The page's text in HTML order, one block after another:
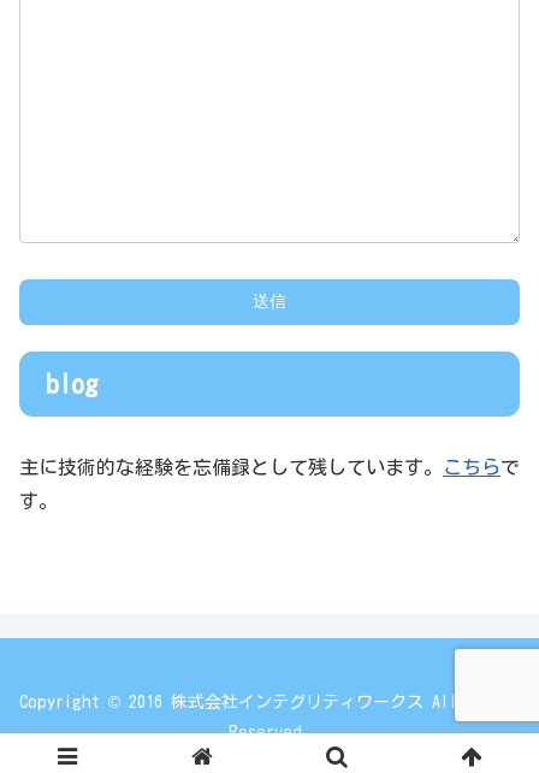
blog
主に技術的な経験を忘備録として残しています。 こちらで
す。
Copyright © 2016 株式会社インテグリティワークス All Rights
Reserved.